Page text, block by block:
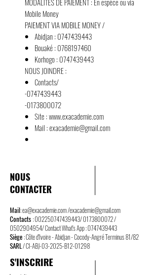
Mobile Money
PAIEMENT VIA MOBILE MONEY /
Abidjan : 0747439443
Bouaké : 0768197460
Korhogo : 0747439443
NOUS JOINDRE:
Contacts/
-0747439443
-0173800072
Site :www.exacademie.com
Mail : exacademie@gmail.com
NOUS
CONTACTER
Mail:ea@exacademie.com/exacademie@gmail.com
Contacts :002250747439443/0173800072/
0502904954/ Contact What's App :0747439443
Siège : Côte d'Ivoire - Abidjan - Cocody-Angré Terminus 81/82
SARL/ CI-ABJ-03-2025-B12-01298
S'INSCRIRE